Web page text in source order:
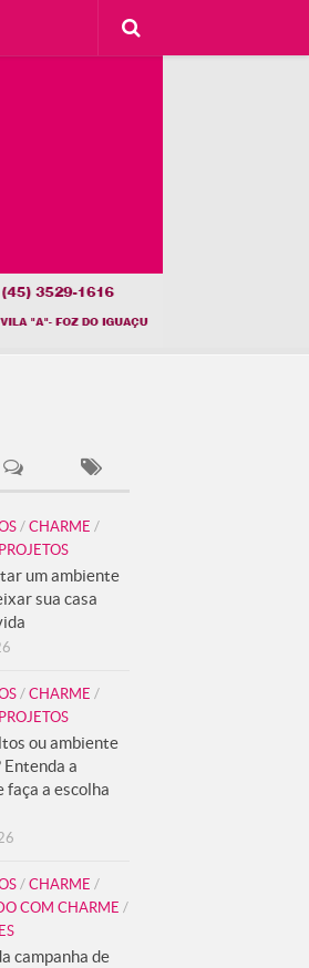
/ CHARME /
PROJETOS
um ambiente
sua casa
/ CHARME /
PROJETOS
ou ambiente
Entenda a
faça a escolha
/ CHARME /
COM CHARME /
campanha de